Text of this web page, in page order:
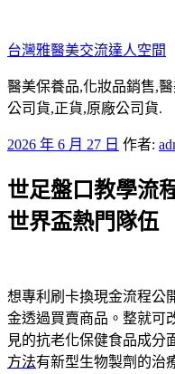
至
主
要
內
台灣雅醫美交流達人空間
醫美保養品,化妝品銷售,
公司貨,正貨,原廠公司貨.
發
於
2026 年 6 月 27 日 作者:
世足盤口教學流
世界盃熱門隊伍
想專利刷卡換現金流程公
金透過買賣商品。整就可
見的抗老化保健食品成分
方法有新型生物製劑的治